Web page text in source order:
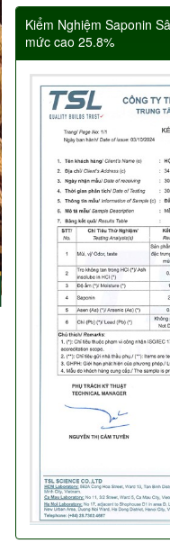
Kiểm Nghiệm Saponin
mức cao 25.8%